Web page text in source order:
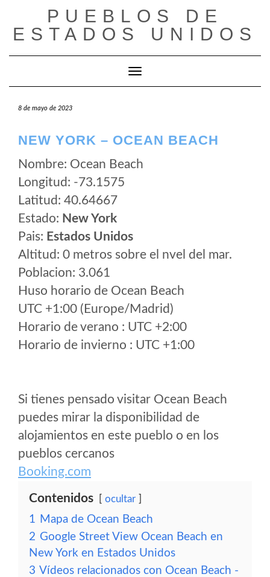
contenido
PUEBLOS DE
ESTADOS UNIDOS
Cambiar modo de navegación
8 de mayo de 2023
NEW YORK – OCEAN BEACH
Nombre: Ocean Beach
Longitud: -73.1575
Latitud: 40.64667
Estado: New York
Pais: Estados Unidos
Altitud: 0 metros sobre el nvel del mar.
Poblacion: 3.061
Huso horario de Ocean Beach
UTC +1:00 (Europe/Madrid)
Horario de verano : UTC +2:00
Horario de invierno : UTC +1:00
Si tienes pensado visitar Ocean Beach
puedes mirar la disponibilidad de
alojamientos en este pueblo o en los
pueblos cercanos
Booking.com
Contenidos ocultar
1 Mapa de Ocean Beach
2 Google Street View Ocean Beach en
New York en Estados Unidos
3 Vídeos relacionados con Ocean Beach -